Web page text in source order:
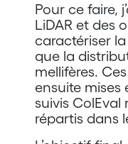
Pour ce faire,
LiDAR et des
caractériser
que la
mellifères.
ensuite mises
suivis ColEval
répartis dans